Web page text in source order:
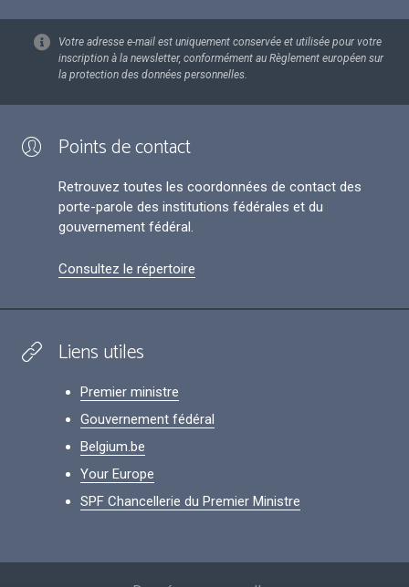
Votre adresse e-mail est uniquement conservée et utilisée pour votre
inscription à la newsletter, conformément au Règlement européen sur
la protection des données personnelles.
Points de contact
Retrouvez toutes les coordonnées de contact des
porte-parole des institutions fédérales et du
gouvernement fédéral.
Consultez le répertoire
Liens utiles
Premier ministre
Gouvernement fédéral
Belgium.be
Your Europe
SPF Chancellerie du Premier Ministre